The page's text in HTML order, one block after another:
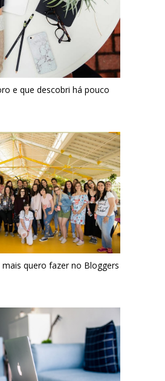
e que descobri há pouco
mais quero fazer no Bloggers